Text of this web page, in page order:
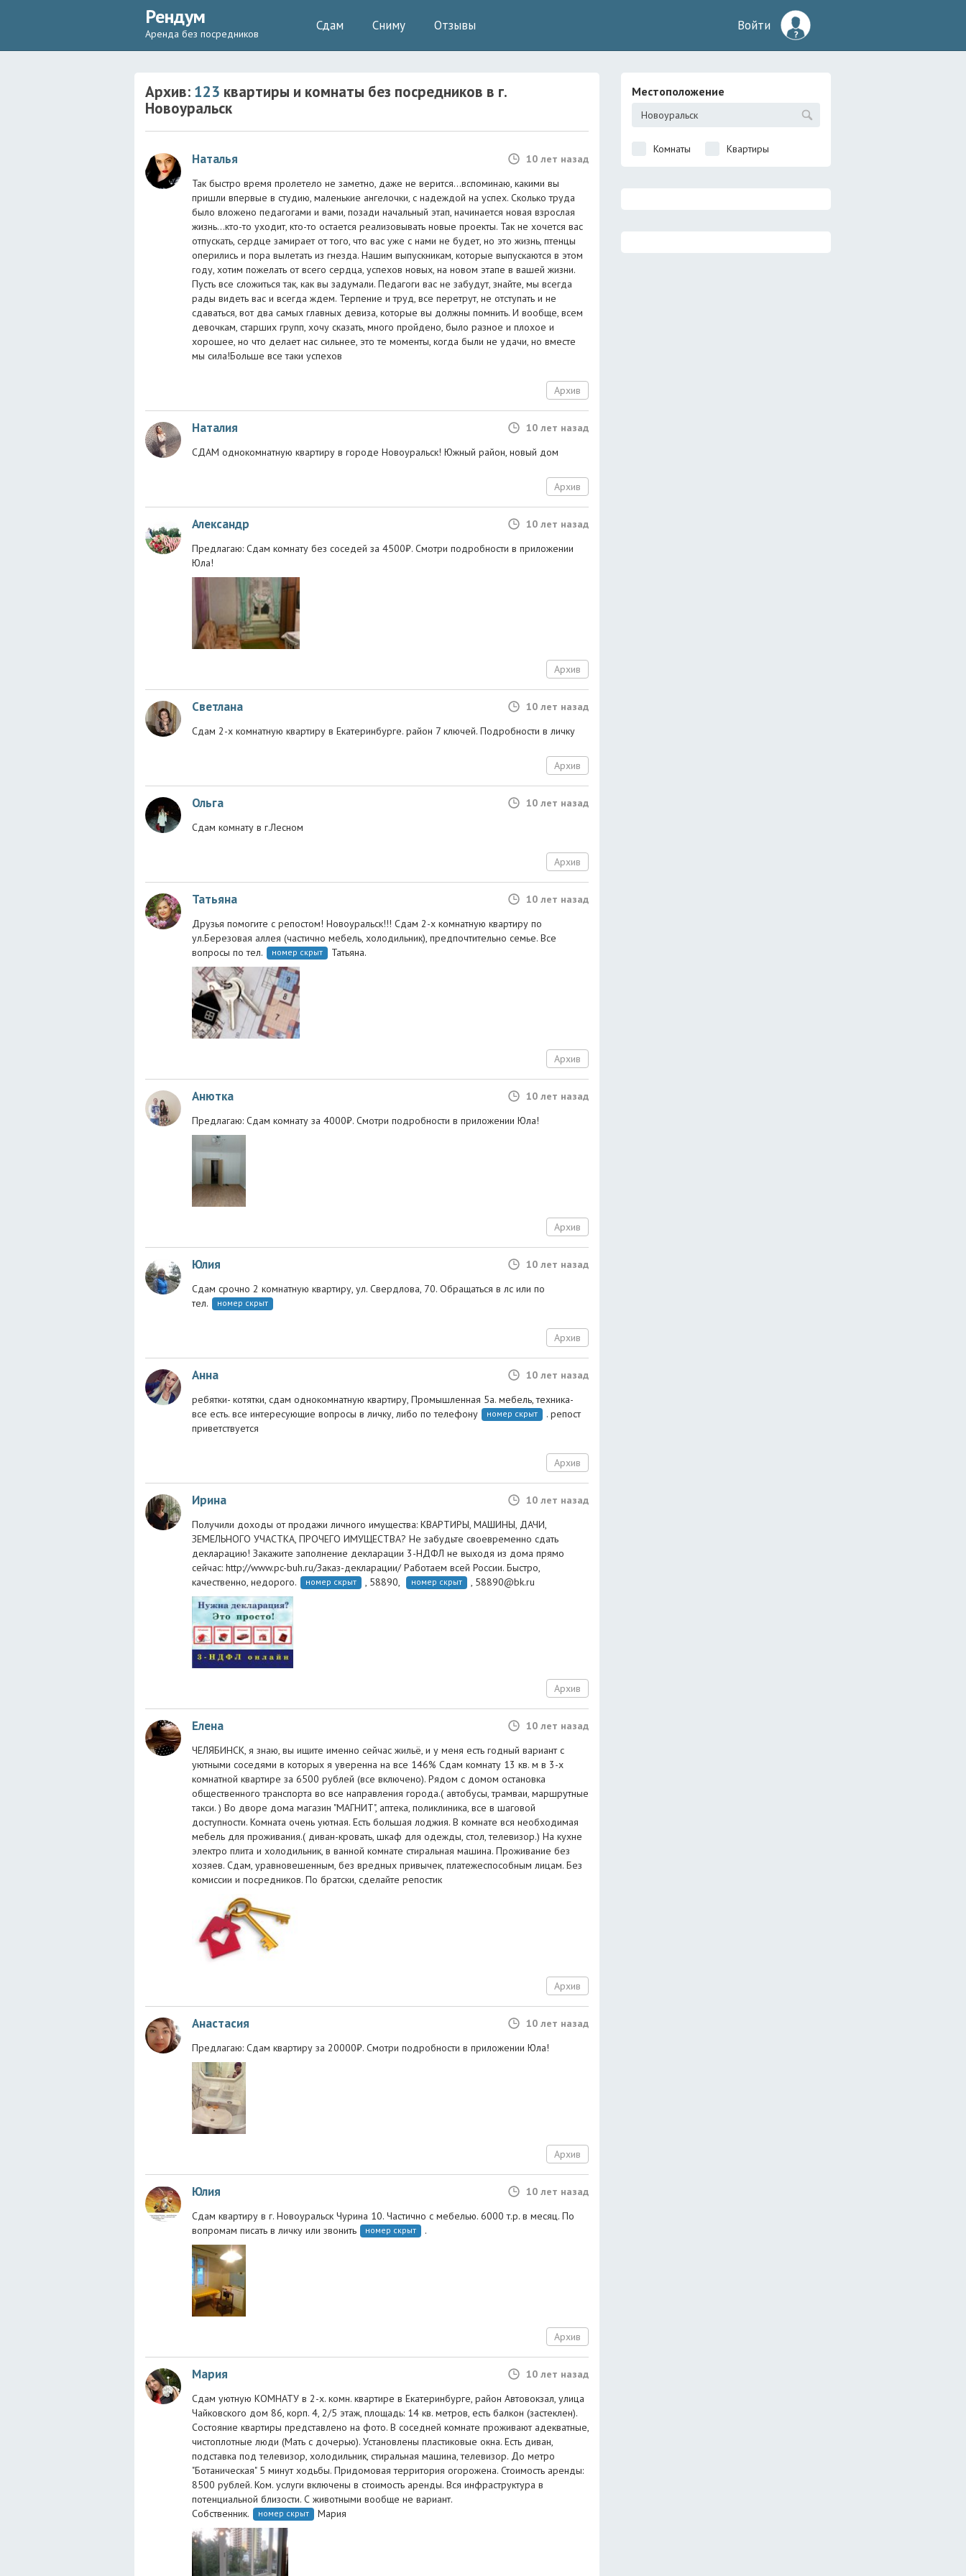
Рендум
Аренда без посредников
Сдам Сниму Отзывы Войти
Архив: 123 квартиры и комнаты без посредников в г.
Новоуральск
Наталья
10 лет назад
Так быстро время пролетело не заметно, даже не верится...вспоминаю, какими вы
пришли впервые в студию, маленькие ангелочки, с надеждой на успех. Сколько труда
было вложено педагогами и вами, позади начальный этап, начинается новая взрослая
жизнь...кто-то уходит, кто-то остается реализовывать новые проекты. Так не хочется вас
отпускать, сердце замирает от того, что вас уже с нами не будет, но это жизнь, птенцы
оперились и пора вылетать из гнезда. Нашим выпускникам, которые выпускаются в этом
году, хотим пожелать от всего сердца, успехов новых, на новом этапе в вашей жизни.
Пусть все сложиться так, как вы задумали. Педагоги вас не забудут, знайте, мы всегда
рады видеть вас и всегда ждем. Терпение и труд, все перетрут, не отступать и не
сдаваться, вот два самых главных девиза, которые вы должны помнить. И вообще, всем
девочкам, старших групп, хочу сказать, много пройдено, было разное и плохое и
хорошее, но что делает нас сильнее, это те моменты, когда были не удачи, но вместе
мы сила!Больше все таки успехов
Архив
Наталия
10 лет назад
СДАМ однокомнатную квартиру в городе Новоуральск! Южный район, новый дом
Архив
Александр
10 лет назад
Предлагаю: Сдам комнату без соседей за 4500₽. Смотри подробности в приложении
Юла!
Архив
Светлана
10 лет назад
Сдам 2-х комнатную квартиру в Екатеринбурге. район 7 ключей. Подробности в личку
Архив
Ольга
10 лет назад
Сдам комнату в г.Лесном
Архив
Татьяна
10 лет назад
Друзья помогите с репостом! Новоуральск!!! Сдам 2-х комнатную квартиру по
ул.Березовая аллея (частично мебель, холодильник), предпочтительно семье. Все
вопросы по тел.
номер скрыт Татьяна.
Архив
Анютка
10 лет назад
Предлагаю: Сдам комнату за 4000₽. Смотри подробности в приложении Юла!
Архив
Юлия
10 лет назад
Сдам срочно 2 комнатную квартиру, ул. Свердлова, 70. Обращаться в лс или по
тел.
номер скрыт
Архив
Анна
10 лет назад
ребятки- котятки, сдам однокомнатную квартиру, Промышленная 5а. мебель, техника-
все есть. все интересующие вопросы в личку, либо по телефону
номер скрыт
. репост
приветствуется
Архив
Ирина
10 лет назад
Получили доходы от продажи личного имущества: КВАРТИРЫ, МАШИНЫ, ДАЧИ,
ЗЕМЕЛЬНОГО УЧАСТКА, ПРОЧЕГО ИМУЩЕСТВА? Не забудьте своевременно сдать
декларацию! Закажите заполнение декларации 3-НДФЛ не выходя из дома прямо
сейчас: http://www.pc-buh.ru/Заказ-декларации/ Работаем всей России. Быстро,
качественно, недорого.
номер скрыт , 58890, номер скрыт , 58890@bk.ru
Архив
Елена
10 лет назад
ЧЕЛЯБИНСК, я знаю, вы ищите именно сейчас жильё, и у меня есть годный вариант с
уютными соседями в которых я уверенна на все 146% Сдам комнату 13 кв. м в 3-х
комнатной квартире за 6500 рублей (все включено). Рядом с домом остановка
общественного транспорта во все направления города.( автобусы, трамваи, маршрутные
такси. ) Во дворе дома магазин "МАГНИТ", аптека, поликлиника, все в шаговой
доступности. Комната очень уютная. Есть большая лоджия. В комнате вся необходимая
мебель для проживания.( диван-кровать, шкаф для одежды, стол, телевизор.) На кухне
электро плита и холодильник, в ванной комнате стиральная машина. Проживание без
хозяев. Сдам, уравновешенным, без вредных привычек, платежеспособным лицам. Без
комиссии и посредников. По братски, сделайте репостик
Архив
Анастасия
10 лет назад
Предлагаю: Сдам квартиру за 20000₽. Смотри подробности в приложении Юла!
Архив
Юлия
10 лет назад
Сдам квартиру в г. Новоуральск Чурина 10. Частично с мебелью. 6000 т.р. в месяц. По
вопромам писать в личку или звонить
номер скрыт .
Архив
Мария
10 лет назад
Сдам уютную КОМНАТУ в 2-х. комн. квартире в Екатеринбурге, район Автовокзал, улица
Чайковского дом 86, корп. 4, 2/5 этаж, площадь: 14 кв. метров, есть балкон (застеклен).
Состояние квартиры представлено на фото. В соседней комнате проживают адекватные,
чистоплотные люди (Мать с дочерью). Установлены пластиковые окна. Есть диван,
подставка под телевизор, холодильник, стиральная машина, телевизор. До метро
"Ботаническая" 5 минут ходьбы. Придомовая территория огорожена. Стоимость аренды:
8500 рублей. Ком. услуги включены в стоимость аренды. Вся инфраструктура в
потенциальной близости. С животными вообще не вариант.
Собственник.
номер скрыт Мария
Местоположение
Комнаты Квартиры